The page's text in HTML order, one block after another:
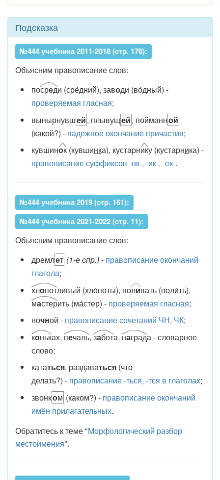
Подсказка
№444 учебника 2011-2018 (стр. 176):
Объясним правописание слов:
посреди (сре́дний), заводи (во́дный) -
проверяемая гласная;
вынырнувшей, плывущей, пойманной
(какой?) - падежное окончание причастия;
кувшинок(кувшинка), кустарнику (кустарника) -
правописание суффиксов -ок-, -ик-, -ек-.
№444 учебника 2019 (стр. 161):
№444 учебника 2021-2022 (стр. 11):
Объясним правописание слов:
дремлет (1-е спр.)- правописание окончаний
глагола;
хлопотливый (хло́поты), поливать (поли́ть),
мастерить (ма́стер) - проверяемая гласная;
ночной - правописание сочетаний ЧН, ЧК;
коньках, печаль, забота, награда - словарное
слово;
кататься, раздаваться(что
делать?) - правописание -ться, -тся в глаголах;
звонком (каком?) - правописание окончаний
имён прилагательных.
Обратитесь к теме "Морфологический разбор
местоимения".